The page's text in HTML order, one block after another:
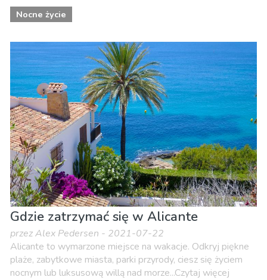
Nocne życie
Gdzie zatrzymać się w Alicante
przez Alex Pedersen - 2021-07-22
Alicante to wymarzone miejsce na wakacje. Odkryj piękne
plaże, zabytkowe miasta, parki przyrody, ciesz się życiem
nocnym lub luksusową willą nad morze...Czytaj więcej